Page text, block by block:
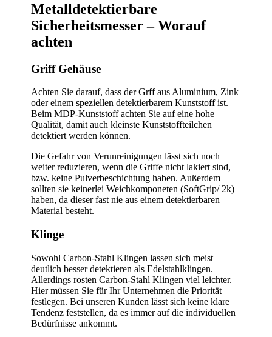
Metalldetektierbare
Sicherheitsmesser – Worauf
achten
Griff Gehäuse
Achten Sie darauf, dass der Grff aus Aluminium, Zink
oder einem speziellen detektierbarem Kunststoff ist.
Beim MDP-Kunststoff achten Sie auf eine hohe
Qualität, damit auch kleinste Kunststoffteilchen
detektiert werden können.
Die Gefahr von Verunreinigungen lässt sich noch
weiter reduzieren, wenn die Griffe nicht lakiert sind,
bzw. keine Pulverbeschichtung haben. Außerdem
sollten sie keinerlei Weichkomponeten (SoftGrip/ 2k)
haben, da dieser fast nie aus einem detektierbaren
Material besteht.
Klinge
Sowohl Carbon-Stahl Klingen lassen sich meist
deutlich besser detektieren als Edelstahlklingen.
Allerdings rosten Carbon-Stahl Klingen viel leichter.
Hier müssen Sie für Ihr Unternehmen die Priorität
festlegen. Bei unseren Kunden lässt sich keine klare
Tendenz feststellen, da es immer auf die individuellen
Bedürfnisse ankommt.